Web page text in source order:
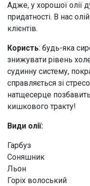
Адже, у хорошої олії
придатності. В нас
клієнтів.
Користь: будь-яка
знижувати рівень
судинну систему,
справляється зі
натщесерце
кишкового тракту!
Види олії:
Гарбуз
Соняшник
Льон
Горіх волоський